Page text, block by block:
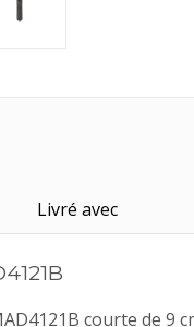
Livré avec
courte de